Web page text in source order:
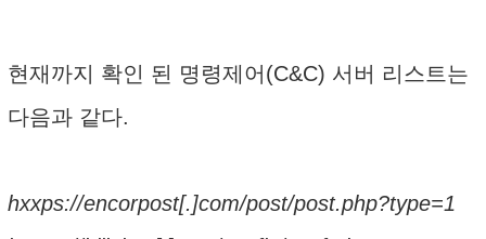
현재까지 확인 된 명령제어(C&C) 서버 리스트는
다음과 같다.
hxxps://encorpost[.]com/post/post.php?type=1